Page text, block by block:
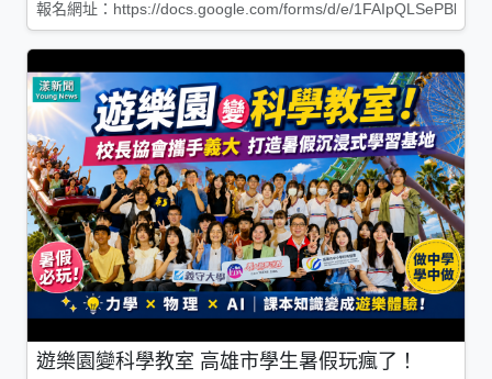
報名網址：https://docs.google.com/forms/d/e/
遊樂園變科學教室 高雄市學生暑假玩瘋了！